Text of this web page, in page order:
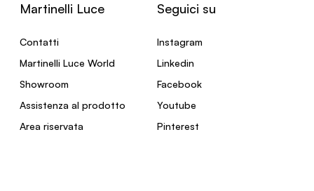
Martinelli Luce
Contatti
Martinelli Luce World
Showroom
Assistenza al prodotto
Area riservata
Seguici su
Instagram
Linkedin
Facebook
Youtube
Pinterest